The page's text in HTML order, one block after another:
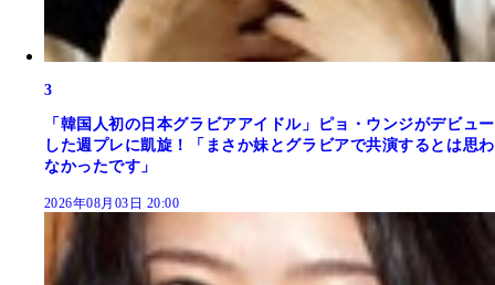
3
「韓国人初の日本グラビアアイドル」ピョ・ウンジがデビュー
した週プレに凱旋！「まさか妹とグラビアで共演するとは思わ
なかったです」
2026年08月03日 20:00